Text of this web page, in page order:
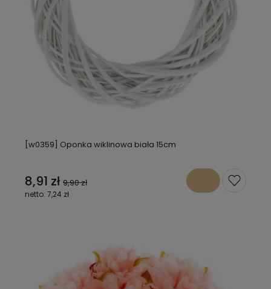
[w0359] Oponka wiklinowa biała 15cm
8,91 zł 9,90 zł
7,24 zł